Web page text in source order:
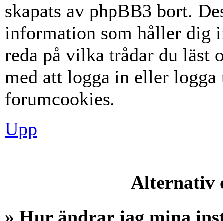
skapats av phpBB3 bort.
information som håller dig
reda på vilka trådar du läst
med att logga in eller
forumcookies.
Upp
Alternativ
» Hur ändrar jag mina